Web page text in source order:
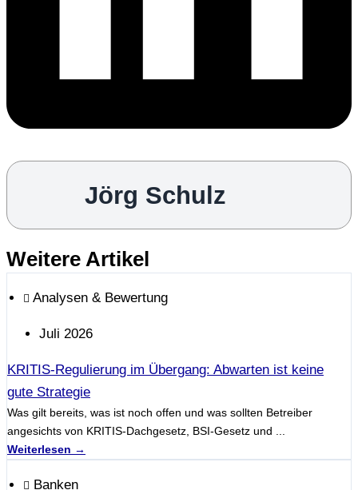
Jörg Schulz
Weitere Artikel
Analysen & Bewertung
Juli 2026
KRITIS-Regulierung im Übergang: Abwarten ist keine
gute Strategie
Was gilt bereits, was ist noch offen und was sollten Betreiber
angesichts von KRITIS-Dachgesetz, BSI-Gesetz und ...
Weiterlesen →
Banken